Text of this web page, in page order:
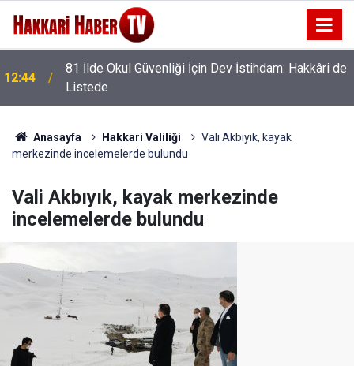
12:44
81 İlde Okul Güvenliği İçin Dev İstihdam: Hakkâri de
12:24 AK Parti Heyetinden Başkan Fahri Şakar'a Ziyaret
Anasayfa Hakkari Valiliği
Vali Akbıyık, kayak
merkezinde incelemelerde bulundu
Vali Akbıyık, kayak merkezinde
incelemelerde bulundu